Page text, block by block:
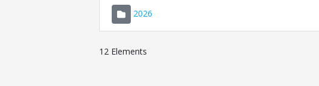
2026
12 Elements